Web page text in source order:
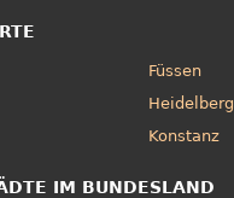
Füssen
Heidelberg
Konstanz
IM BUNDESLAND